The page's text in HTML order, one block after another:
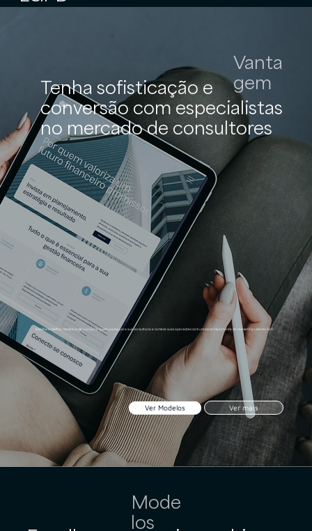
Tenha sofisticação e
conversão com especialistas
no mercado de consultores
Vanta
gem
Escolha o melhor modelo e dê o próximo passo passo para sua consultoria e comece suas operações com um canal importante de marketing usando SEO.
Ver Modelos Ver mais
Mode
los